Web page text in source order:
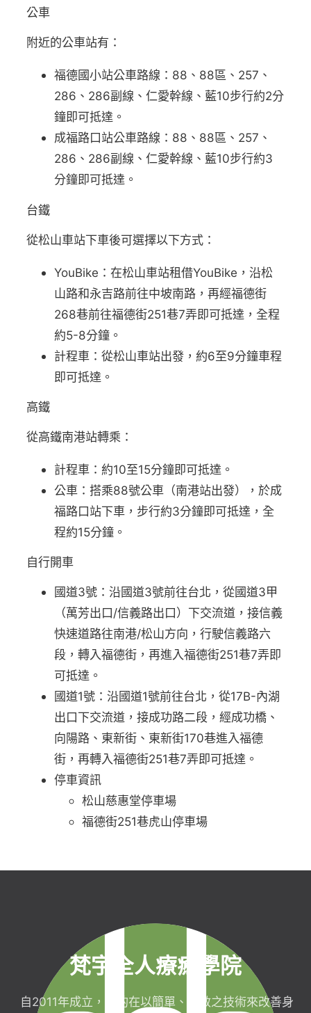
公車
附近的公車站有：
福德國小站公車路線：88、88區、257、
286、286副線、仁愛幹線、藍10步行約2分
鐘即可抵達。
成福路口站公車路線：88、88區、257、
286、286副線、仁愛幹線、藍10步行約3
分鐘即可抵達。
台鐵
從松山車站下車後可選擇以下方式：
YouBike：在松山車站租借YouBike，沿松
山路和永吉路前往中坡南路，再經福德街
268巷前往福德街251巷7弄即可抵達，全程
約5-8分鐘。
計程車：從松山車站出發，約6至9分鐘車程
即可抵達。
高鐵
從高鐵南港站轉乘：
計程車：約10至15分鐘即可抵達。
公車：搭乘88號公車（南港站出發），於成
福路口站下車，步行約3分鐘即可抵達，全
程約15分鐘。
自行開車
國道3號：沿國道3號前往台北，從國道3甲
（萬芳出口/信義路出口）下交流道，接信義
快速道路往南港/松山方向，行駛信義路六
段，轉入福德街，再進入福德街251巷7弄即
可抵達。
國道1號：沿國道1號前往台北，從17B-內湖
出口下交流道，接成功路二段，經成功橋、
向陽路、東新街、東新街170巷進入福德
街，再轉入福德街251巷7弄即可抵達。
停車資訊
松山慈惠堂停車場
福德街251巷虎山停車場
梵宇全人療癒學院
自2011年成立，目的在以簡單、有效之技術來改善身